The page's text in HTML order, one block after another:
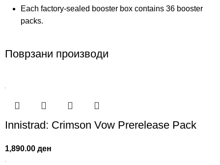
Each factory-sealed booster box contains 36 booster
packs.
Поврзани производи
Innistrad: Crimson Vow Prerelease Pack
1,890.00ден